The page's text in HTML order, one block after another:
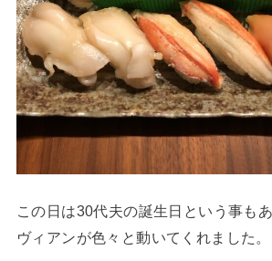
この日は30代夫の誕生日という事も
ヴィアンが色々と動いてくれました。